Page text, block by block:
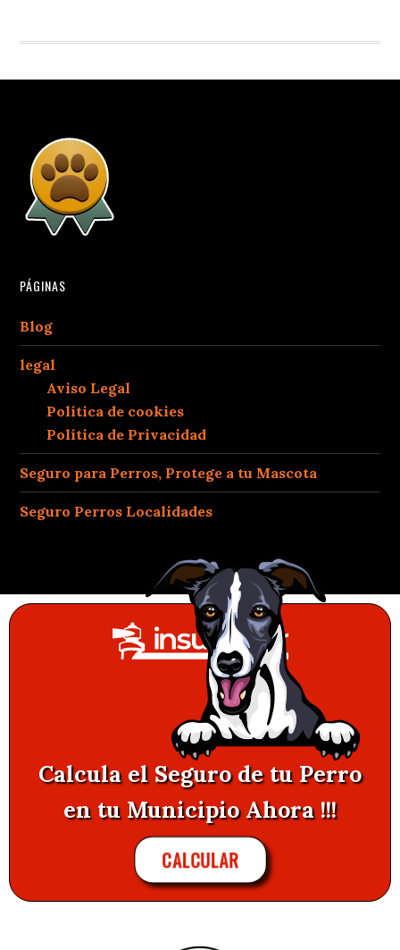
PÁGINAS
Blog
legal
Aviso Legal
Política de cookies
Política de Privacidad
Seguro para Perros, Protege a tu Mascota
Seguro Perros Localidades
Calcula el Seguro de tu Perro
en tu Municipio Ahora !!!
CALCULAR